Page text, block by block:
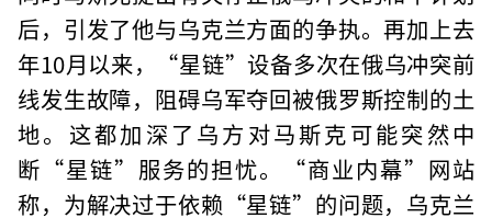
后，引发了他与乌克兰方面的争执。再加上去
年10月以来，“星链”设备多次在俄乌冲突前
线发生故障，阻碍乌军夺回被俄罗斯控制的土
地。这都加深了乌方对马斯克可能突然中
断“星链”服务的担忧。“商业内幕”网站
称，为解决过于依赖“星链”的问题，乌克兰